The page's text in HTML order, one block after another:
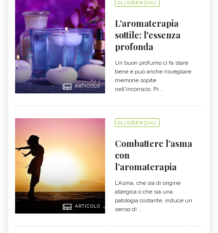
ARTICOLO
OLI ESSENZIALI
L'aromaterapia
sottile: l'essenza
profonda
Un buon profumo ci fa stare
bene e può anche risvegliare
memorie sopite
nell'inconscio. Pr...
ARTICOLO
OLI ESSENZIALI
Combattere l’asma
con
l’aromaterapia
L’Asma, che sia di origine
allergica o che sia una
patologia costante, induce un
senso di ...